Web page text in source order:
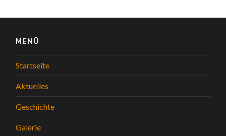
MENÜ
Startseite
Aktuelles
Geschichte
Galerie